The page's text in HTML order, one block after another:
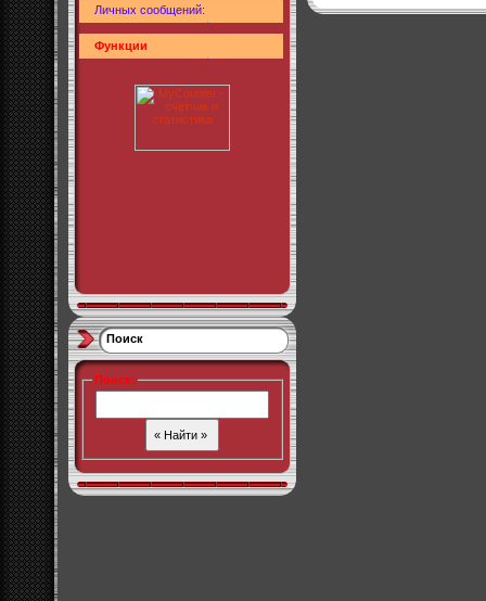
Личных сообщений:
Функции
Поиск
Поиск: